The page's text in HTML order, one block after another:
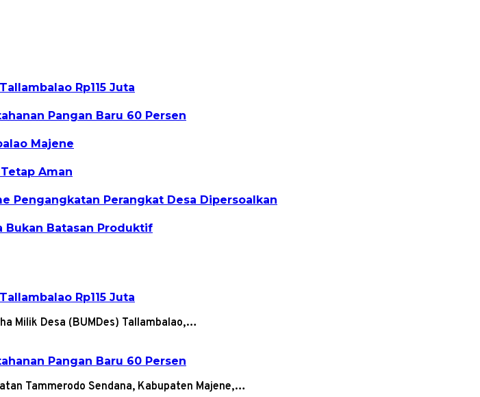
Rp115 Juta
Pangan Baru 60 Persen
Majene
Aman
Pengangkatan Perangkat Desa Dipersoalkan
Bukan Batasan Produktif
Rp115 Juta
Milik Desa (BUMDes) Tallambalao,…
Pangan Baru 60 Persen
Tammerodo Sendana, Kabupaten Majene,…